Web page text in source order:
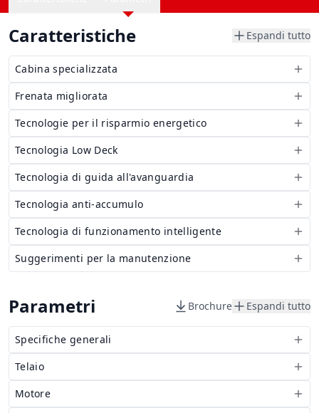
Caratteristiche Espandi tutto
Cabina specializzata
Frenata migliorata
Tecnologie per il risparmio energetico
Tecnologia Low Deck
Tecnologia di guida all'avanguardia
Tecnologia anti-accumulo
Tecnologia di funzionamento intelligente
Suggerimenti per la manutenzione
Parametri Brochure Espandi tutto
Specifiche generali
Telaio
Motore